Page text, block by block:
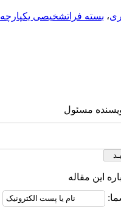
، بسته فراتشخیصی یکپارچه
مسئول
این مقاله